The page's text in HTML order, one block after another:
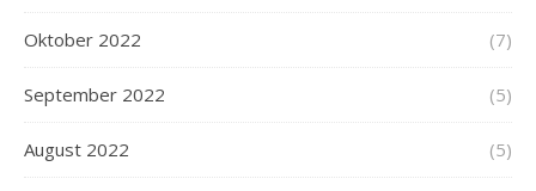
Oktober 2022 (7)
September 2022 (5)
August 2022 (5)